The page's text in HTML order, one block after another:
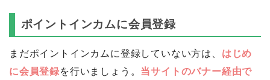
ポイントインカムに会員登録
まだポイントインカムに登録していない方は、 はじめ
に会員登録を行いましょう。 当サイトのバナー経由で